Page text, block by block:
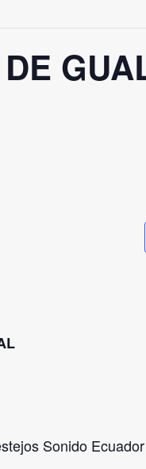
Sonido Ecuador